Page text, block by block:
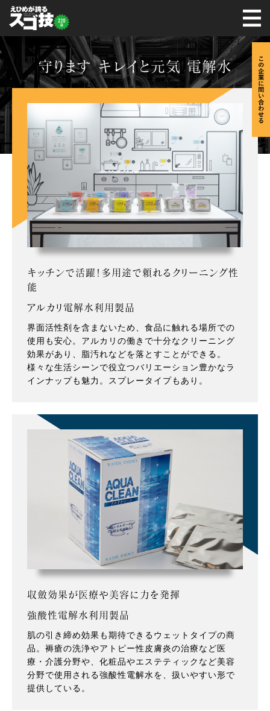
守ります キレイと元気 電解水
キッチンで活躍！多用途で頼れるクリーニング性
能
アルカリ電解水利用製品
界面活性剤を含まないため、食品に触れる場所での
使用も安心。アルカリの働きで十分なクリーニング
効果があり、脂汚れなどを落とすことができる。
様々な生活シーンで役立つバリエーション豊かなラ
インナップも魅力。スプレータイプもあり。
収斂効果が医療や美容に力を発揮
強酸性電解水利用製品
肌の引き締め効果も期待できるウェットタイプの商
品。褥瘡の洗浄やアトピー性皮膚炎の治療など医
療・介護分野や、化粧品やエステティックなど美容
分野で使用される強酸性電解水を、扱いやすい形で
提供している。